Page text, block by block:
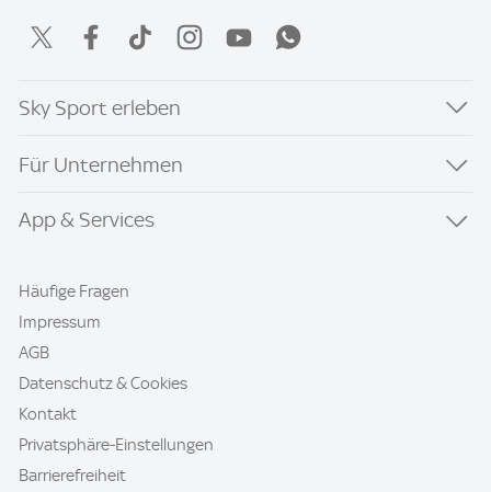
Sky Sport erleben
Für Unternehmen
App & Services
Häufige Fragen
Impressum
AGB
Datenschutz & Cookies
Kontakt
Privatsphäre-Einstellungen
Barrierefreiheit